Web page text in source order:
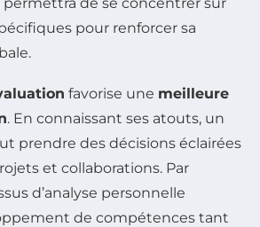
pour renforcer sa
favorise une meilleure
. En connaissant ses atouts, un
prendre des décisions éclairées
et collaborations. Par
d’analyse personnelle
de compétences tant